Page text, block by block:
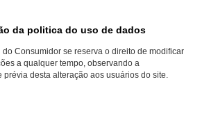
da politica do uso de dados
Consumidor se reserva o direito de modificar
a qualquer tempo, observando a
desta alteração aos usuários do site.